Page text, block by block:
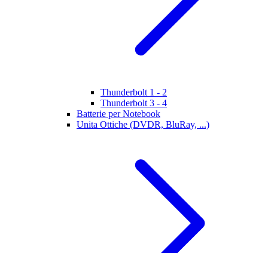
Thunderbolt 1 - 2
Thunderbolt 3 - 4
Batterie per Notebook
Unita Ottiche (DVDR, BluRay, ...)